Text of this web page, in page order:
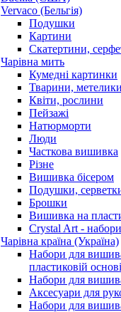
Vervaco (Бельгія)
Подушки
Картини
Скатертини,
Чарiвна мить
Кумедні картинки
Тварини, метелики
Квіти, рослини
Пейзажі
Натюрморти
Люди
Часткова вишивка
Різне
Вишивка бісером
Подушки,
Брошки
Вишивка на
Crystal Art -
Чарівна країна (Україна)
Набори для
пластиковій основі
Набори для
Аксесуари для
Набори для